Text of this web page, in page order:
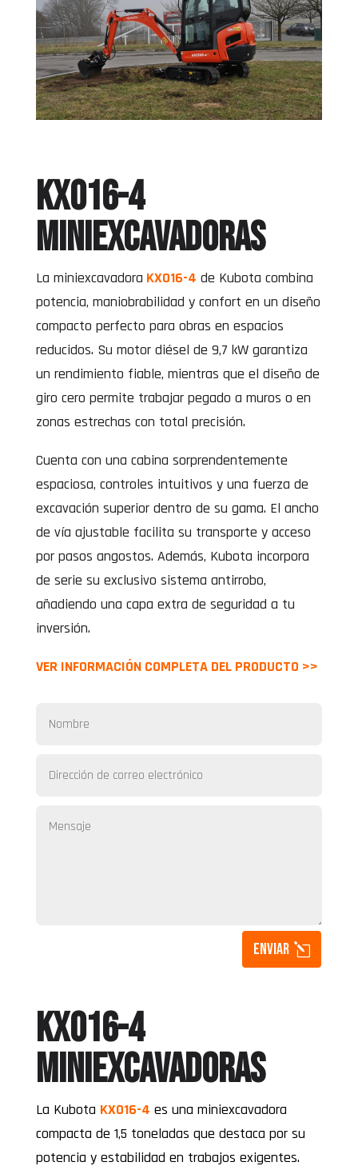
KX016-4
Miniexcavadoras
La miniexcavadora KX016-4 de Kubota combina
potencia, maniobrabilidad y confort en un diseño
compacto perfecto para obras en espacios
reducidos. Su motor diésel de 9,7 kW garantiza
un rendimiento fiable, mientras que el diseño de
giro cero permite trabajar pegado a muros o en
zonas estrechas con total precisión.
Cuenta con una cabina sorprendentemente
espaciosa, controles intuitivos y una fuerza de
excavación superior dentro de su gama. El ancho
de vía ajustable facilita su transporte y acceso
por pasos angostos. Además, Kubota incorpora
de serie su exclusivo sistema antirrobo,
añadiendo una capa extra de seguridad a tu
inversión.
VER INFORMACIÓN COMPLETA DEL PRODUCTO >>
Enviar
KX016-4
Miniexcavadoras
La Kubota KX016-4 es una miniexcavadora
compacta de 1,5 toneladas que destaca por su
potencia y estabilidad en trabajos exigentes.